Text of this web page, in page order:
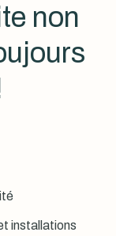
non
installations